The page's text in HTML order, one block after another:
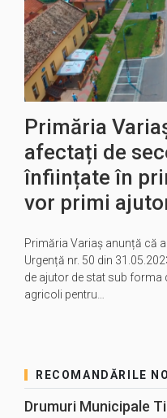
Primăria
afectați de
înființate în
vor primi
Primăria Variaș anunță că
Urgență nr. 50 din
de ajutor de stat sub
agricoli pentru…
RECOMANDĂRILE
Drumuri Municipale